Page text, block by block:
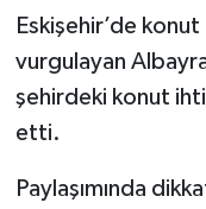
Eskişehir’de
vurgulayan
şehirdeki konut
etti.
Paylaşımında